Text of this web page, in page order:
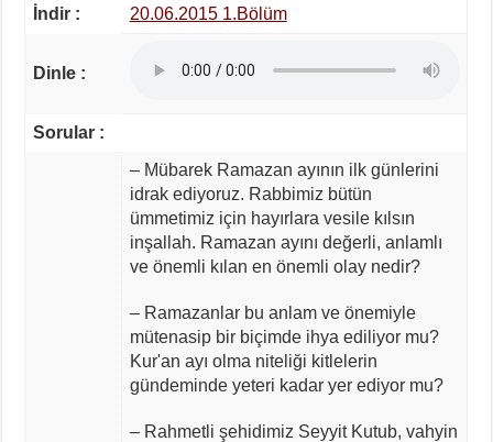
İndir : 20.06.2015 1.Bölüm
Dinle :
Sorular :
– Mübarek Ramazan ayının ilk günlerini
idrak ediyoruz. Rabbimiz bütün
ümmetimiz için hayırlara vesile kılsın
inşallah. Ramazan ayını değerli, anlamlı
ve önemli kılan en önemli olay nedir?
– Ramazanlar bu anlam ve önemiyle
mütenasip bir biçimde ihya ediliyor mu?
Kur'an ayı olma niteliği kitlelerin
gündeminde yeteri kadar yer ediyor mu?
– Rahmetli şehidimiz Seyyit Kutub, vahyin